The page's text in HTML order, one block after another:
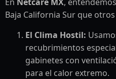
Baja California Sur que
El Clima Hostil:
recubrimientos
gabinetes con
para el calor extremo.